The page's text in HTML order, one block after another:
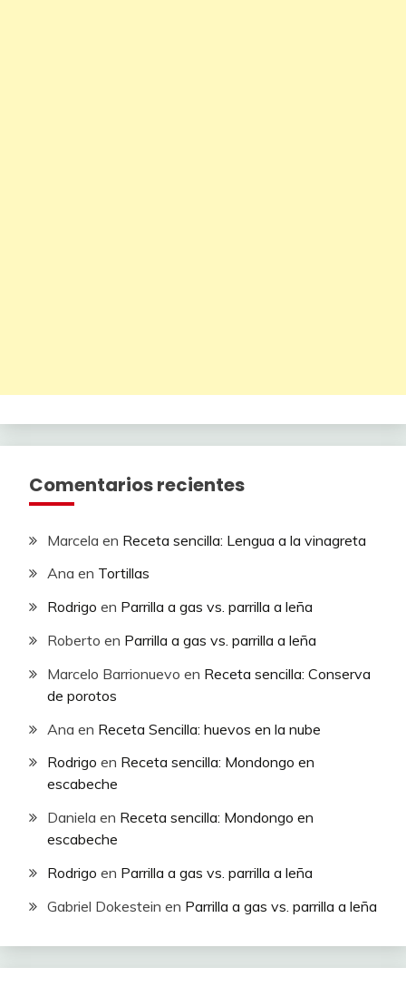
Comentarios recientes
Marcela en Receta sencilla: Lengua a la vinagreta
Ana en Tortillas
Rodrigo en Parrilla a gas vs. parrilla a leña
Roberto en Parrilla a gas vs. parrilla a leña
Marcelo Barrionuevo en Receta sencilla: Conserva
de porotos
Ana en Receta Sencilla: huevos en la nube
Rodrigo en Receta sencilla: Mondongo en
escabeche
Daniela en Receta sencilla: Mondongo en
escabeche
Rodrigo en Parrilla a gas vs. parrilla a leña
Gabriel Dokestein en Parrilla a gas vs. parrilla a leña